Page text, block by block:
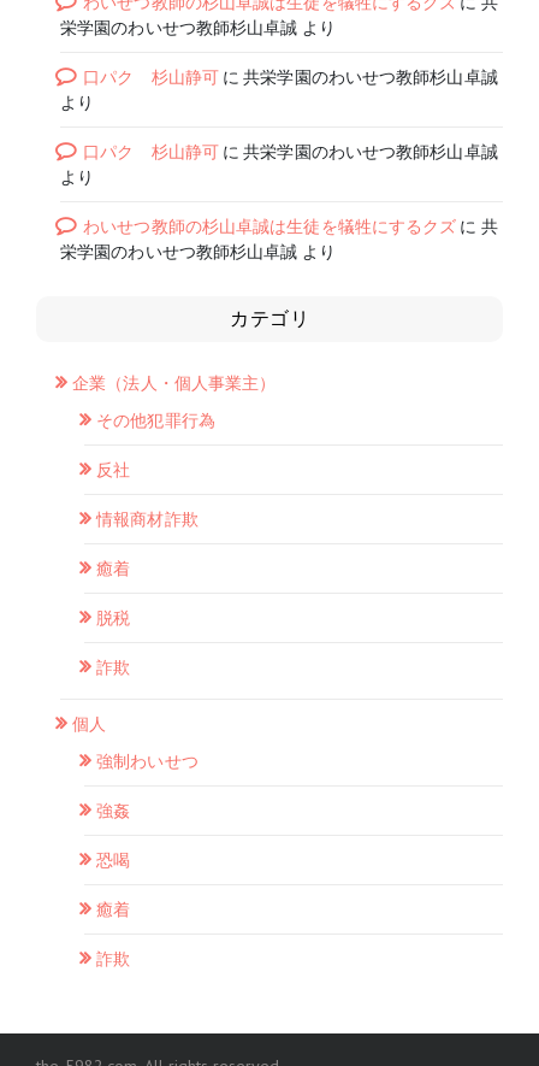
栄学園のわいせつ教師杉山卓誠 より
口パク 杉山静可に共栄学園のわいせつ教師杉山卓誠
より
口パク 杉山静可に共栄学園のわいせつ教師杉山卓誠
より
わいせつ教師の杉山卓誠は生徒を犠牲にするクズ に 共
栄学園のわいせつ教師杉山卓誠 より
カテゴリ
企業（法人・個人事業主）
その他犯罪行為
反社
情報商材詐欺
癒着
脱税
詐欺
個人
強制わいせつ
強姦
恐喝
癒着
詐欺